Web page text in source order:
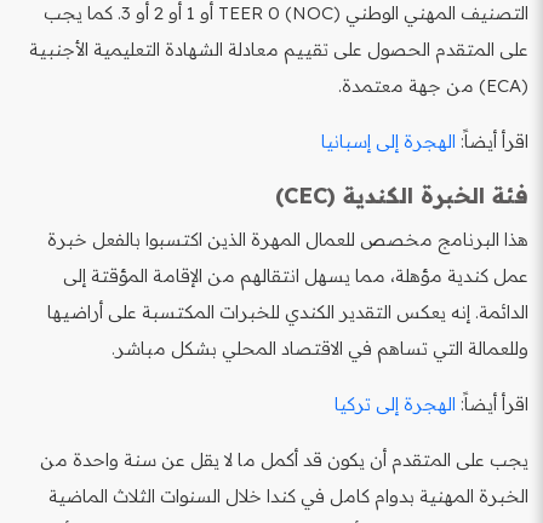
التصنيف المهني الوطني (NOC) TEER 0 أو 1 أو 2 أو 3. كما يجب
على المتقدم الحصول على تقييم معادلة الشهادة التعليمية الأجنبية
(ECA) من جهة معتمدة.
اقرأ أيضاً: الهجرة إلى إسبانيا
فئة الخبرة الكندية (CEC)
هذا البرنامج مخصص للعمال المهرة الذين اكتسبوا بالفعل خبرة
عمل كندية مؤهلة، مما يسهل انتقالهم من الإقامة المؤقتة إلى
الدائمة. إنه يعكس التقدير الكندي للخبرات المكتسبة على أراضيها
وللعمالة التي تساهم في الاقتصاد المحلي بشكل مباشر.
اقرأ أيضاً: الهجرة إلى تركيا
يجب على المتقدم أن يكون قد أكمل ما لا يقل عن سنة واحدة من
الخبرة المهنية بدوام كامل في كندا خلال السنوات الثلاث الماضية